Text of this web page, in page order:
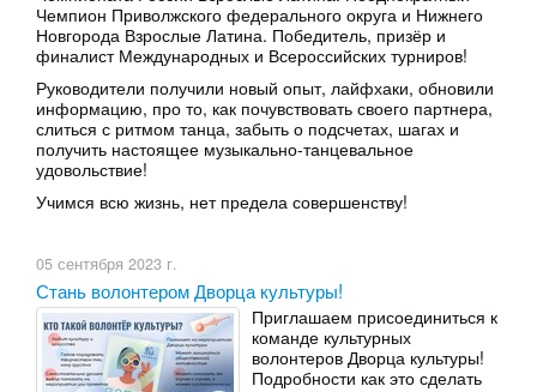
Чемпион Приволжского федерального округа и Нижнего
Новгорода Взрослые Латина. Победитель, призёр и
финалист Международных и Всероссийских турниров!
Руководители получили новый опыт, лайфхаки, обновили
информацию, про то, как почувствовать своего партнера,
слиться с ритмом танца, забыть о подсчетах, шагах и
получить настоящее музыкально-танцевальное
удовольствие!
Учимся всю жизнь, нет предела совершенству!
05 сентября 2023 г.
Стань волонтером Дворца культуры!
Приглашаем присоединиться к
команде культурных
волонтеров Дворца культуры!
Подробности как это сделать